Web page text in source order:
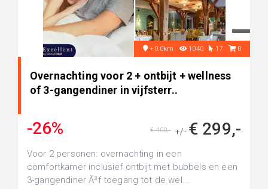
+0.0km 1040 17 0
Overnachting voor 2 + ontbijt + wellness
of 3-gangendiner in vijfsterr..
-26% +/- € 299,-
€ 400,-
Voor 2 personen: overnachting in een
comfortkamer inclusief ontbijt met bubbels en een
3-gangendiner Ã³f toegang tot de wel...